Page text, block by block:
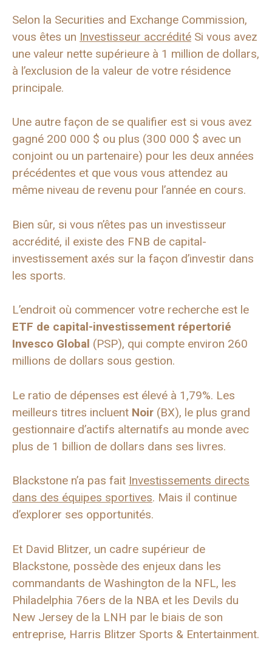
Selon la Securities and Exchange Commission,
vous êtes un Investisseur accrédité Si vous avez
une valeur nette supérieure à 1 million de dollars,
à l’exclusion de la valeur de votre résidence
principale.
Une autre façon de se qualifier est si vous avez
gagné 200 000 $ ou plus (300 000 $ avec un
conjoint ou un partenaire) pour les deux années
précédentes et que vous vous attendez au
même niveau de revenu pour l’année en cours.
Bien sûr, si vous n’êtes pas un investisseur
accrédité, il existe des FNB de capital-
investissement axés sur la façon d’investir dans
les sports.
L’endroit où commencer votre recherche est le
ETF de capital-investissement répertorié
Invesco Global (PSP), qui compte environ 260
millions de dollars sous gestion.
Le ratio de dépenses est élevé à 1,79%. Les
meilleurs titres incluent Noir (BX), le plus grand
gestionnaire d’actifs alternatifs au monde avec
plus de 1 billion de dollars dans ses livres.
Blackstone n’a pas fait Investissements directs
dans des équipes sportives. Mais il continue
d’explorer ses opportunités.
Et David Blitzer, un cadre supérieur de
Blackstone, possède des enjeux dans les
commandants de Washington de la NFL, les
Philadelphia 76ers de la NBA et les Devils du
New Jersey de la LNH par le biais de son
entreprise, Harris Blitzer Sports & Entertainment.